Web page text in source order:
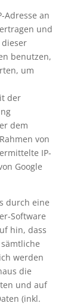
Adresse an
und
benutzen,
um
der
dem
von
IP-
Google
durch eine
Software
hin, dass
werden
die
und auf
(inkl.